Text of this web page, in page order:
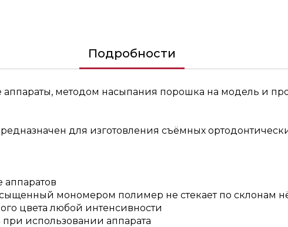
Подробности
аппараты, методом насыпания порошка на модель и
для изготовления съёмных
аппаратов
мономером полимер не стекает по склонам
цвета любой интенсивности
использовании аппарата